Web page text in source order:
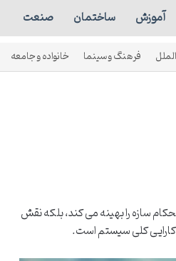
آموزش ساختمان صنعت
فرهنگ و سینما خانواده و جامعه
سازه را بهینه می کند، بلکه نقش
کارایی کلی سیستم است.